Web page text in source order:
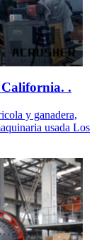
.
y ganadera,
usada Los